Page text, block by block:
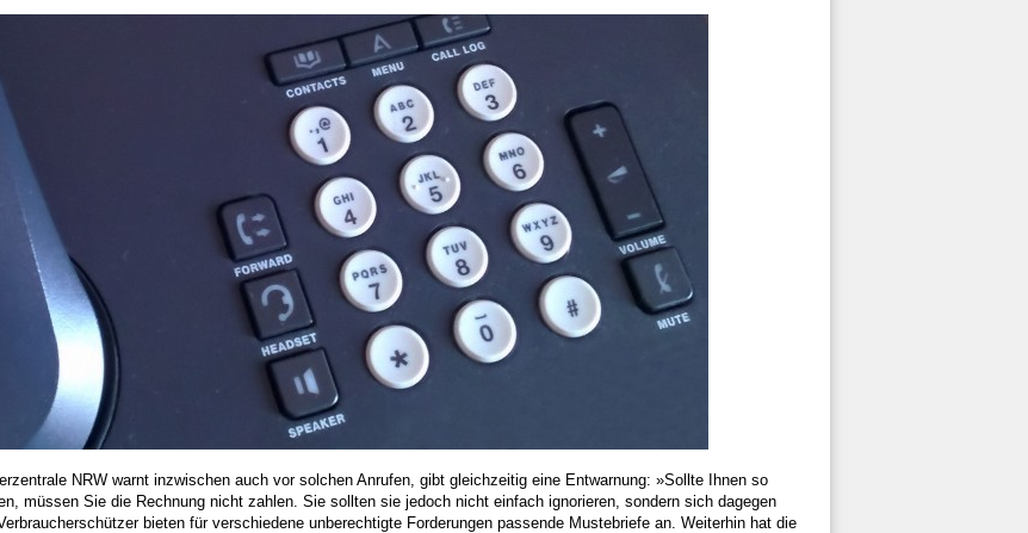
NRW warnt inzwischen auch vor solchen Anrufen, gibt gleichzeitig eine Entwarnung: »Sollte Ihnen so
müssen Sie die Rechnung nicht zahlen. Sie sollten sie jedoch nicht einfach ignorieren, sondern sich dagegen
bieten für verschiedene unberechtigte Forderungen passende Mustebriefe an. Weiterhin hat die